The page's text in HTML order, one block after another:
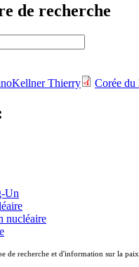
de recherche
Kellner Thierry Corée du
Un
nucléaire
de recherche et d'information sur la